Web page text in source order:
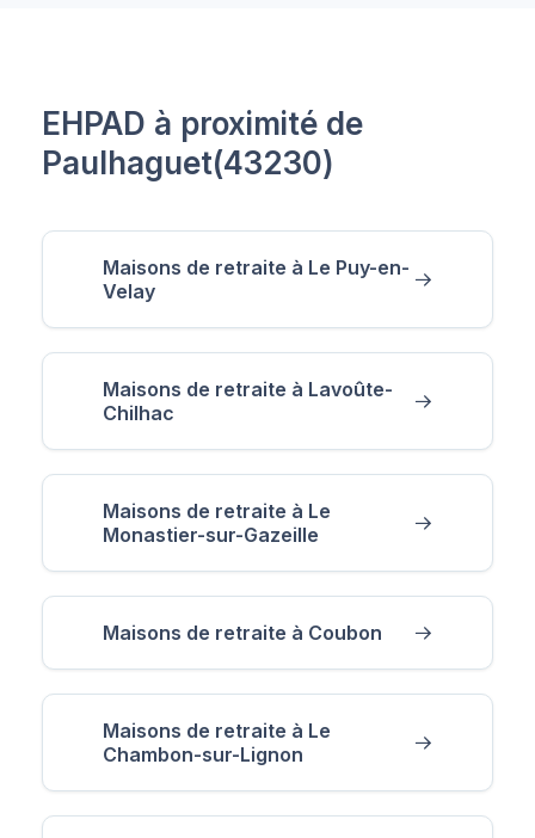
EHPAD à proximité de
Paulhaguet(43230)
Maisons de retraite à Le Puy-en-
Velay
Maisons de retraite à Lavoûte-
Chilhac
Maisons de retraite à Le
Monastier-sur-Gazeille
Maisons de retraite à Coubon
Maisons de retraite à Le
Chambon-sur-Lignon